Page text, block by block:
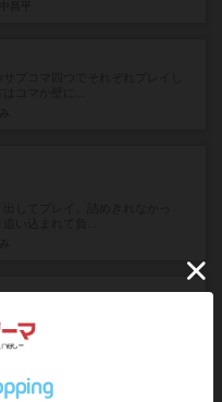
してプレイ。記号担当と色担当
。あかんか...